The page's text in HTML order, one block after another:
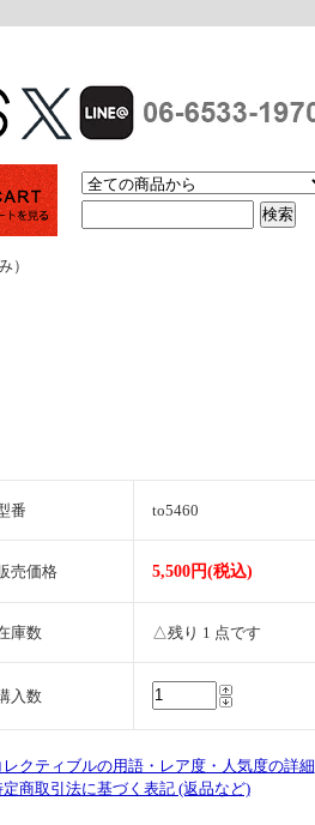
）
番 to5460
売価格 5,500円(税込)
庫数 △残り 1 点です
入数
レクティブルの用語・レア度・人気度の詳細
定商取引法に基づく表記 (返品など)